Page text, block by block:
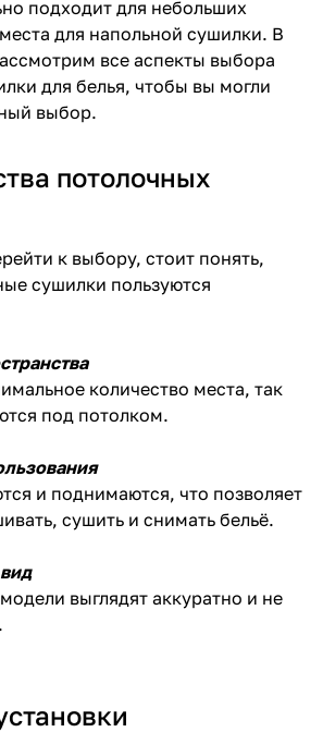
подходит для небольших
для напольной сушилки. В
все аспекты выбора
для белья, чтобы вы могли
выбор.
потолочных
к выбору, стоит понять,
сушилки пользуются
количество места, так
под потолком.
и поднимаются, что позволяет
сушить и снимать бельё.
выглядят аккуратно и не